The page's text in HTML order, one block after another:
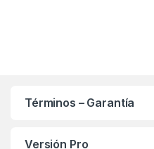
Términos – Garantía
Versión Pro